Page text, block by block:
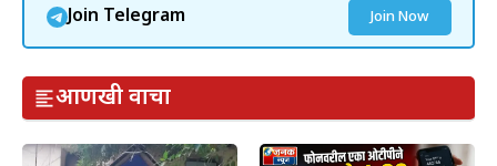
Join Telegram Join Now
आणखी वाचा